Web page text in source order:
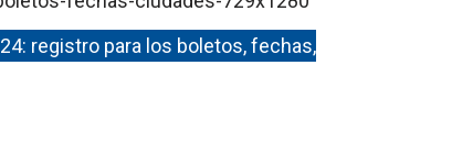
registro para los boletos, fechas,